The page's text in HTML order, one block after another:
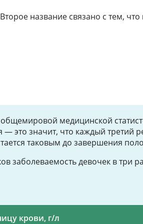
название связано с тем,
медицинской
это значит, что каждый третий
таковым до завершения
заболеваемость девочек в три
крови, г/л